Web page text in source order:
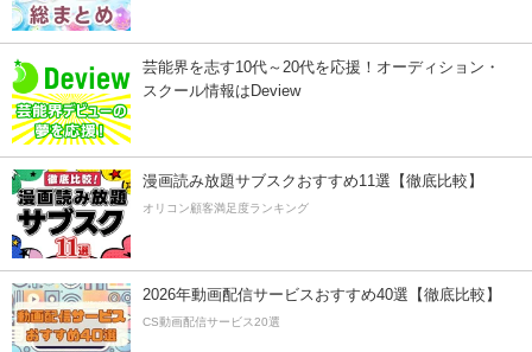
芸能界を志す10代～20代を応援！オーディション・
スクール情報はDeview
漫画読み放題サブスクおすすめ11選【徹底比較】
オリコン顧客満足度ランキング
2026年動画配信サービスおすすめ40選【徹底比較】
CS動画配信サービス20選